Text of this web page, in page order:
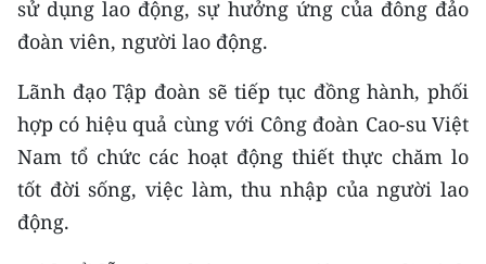
한국어
sử dụng lao động, sự hưởng ứng của đông đảo
đoàn viên, người lao động.
Lãnh đạo Tập đoàn sẽ tiếp tục đồng hành, phối
hợp có hiệu quả cùng với Công đoàn Cao-su Việt
Nam tổ chức các hoạt động thiết thực chăm lo
tốt đời sống, việc làm, thu nhập của người lao
động.